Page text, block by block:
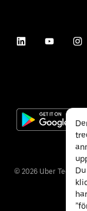
© 2026 Uber